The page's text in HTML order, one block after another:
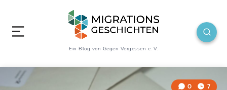
Ein Blog von Gegen Vergessen e. V.
0 7